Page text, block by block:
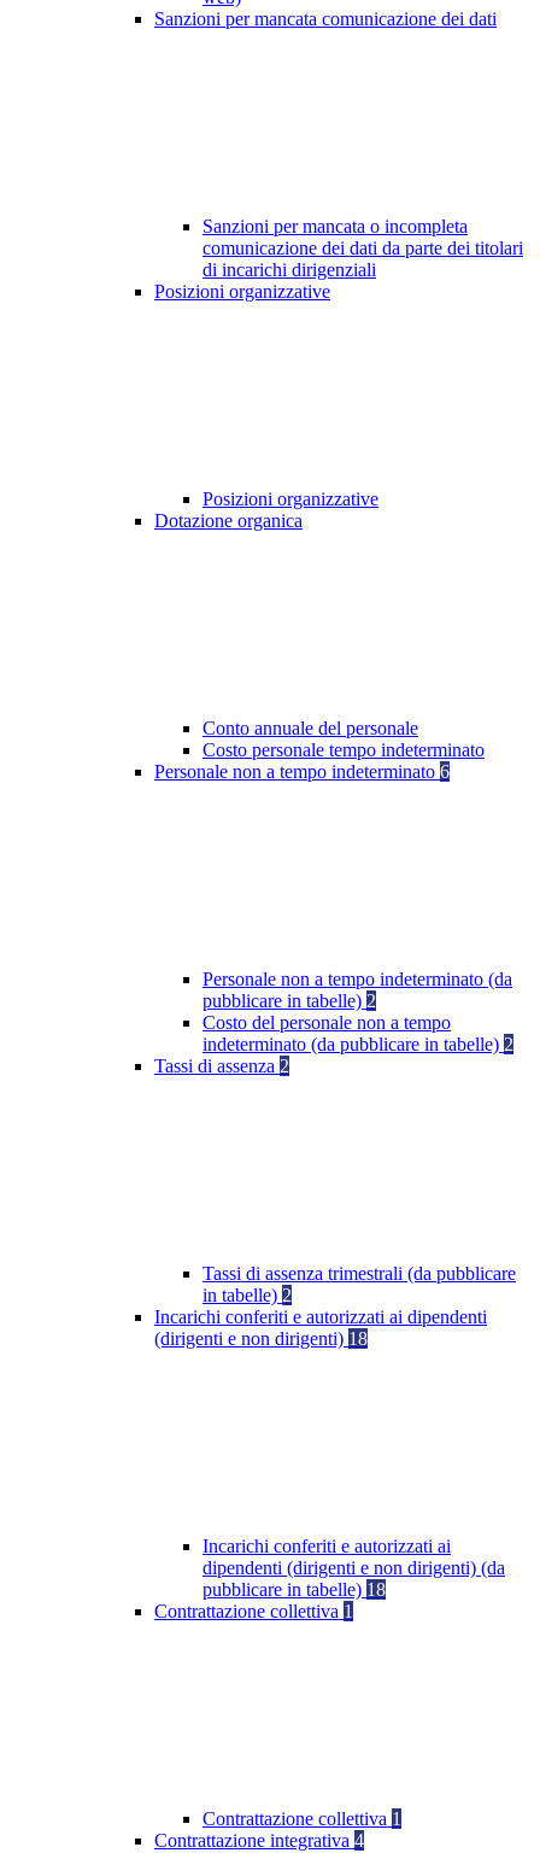
Sanzioni per mancata comunicazione dei dati
Sanzioni per mancata o incompleta
comunicazione dei dati da parte dei titolari
di incarichi dirigenziali
Posizioni organizzative
Posizioni organizzative
Dotazione organica
Conto annuale del personale
Costo personale tempo indeterminato
Personale non a tempo indeterminato 6
Personale non a tempo indeterminato (da
pubblicare in tabelle) 2
Costo del personale non a tempo
indeterminato (da pubblicare in tabelle) 2
Tassi di assenza 2
Tassi di assenza trimestrali (da pubblicare
in tabelle) 2
Incarichi conferiti e autorizzati ai dipendenti
(dirigenti e non dirigenti) 18
Incarichi conferiti e autorizzati ai
dipendenti (dirigenti e non dirigenti) (da
pubblicare in tabelle) 18
Contrattazione collettiva 1
Contrattazione collettiva 1
Contrattazione integrativa 4